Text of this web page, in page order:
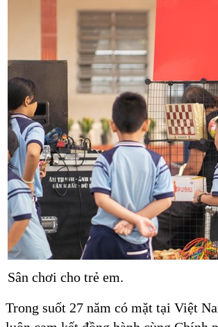
Sân chơi cho trẻ em.
Trong suốt 27 năm có mặt tại Việt